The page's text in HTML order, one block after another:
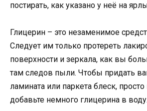
постирать, как указано у неё на
Глицерин – это незаменимое
Следует им только протереть
поверхности и зеркала, как вы
там следов пыли. Чтобы придать
ламината или паркета блеск,
добавьте немного глицерина в воду.